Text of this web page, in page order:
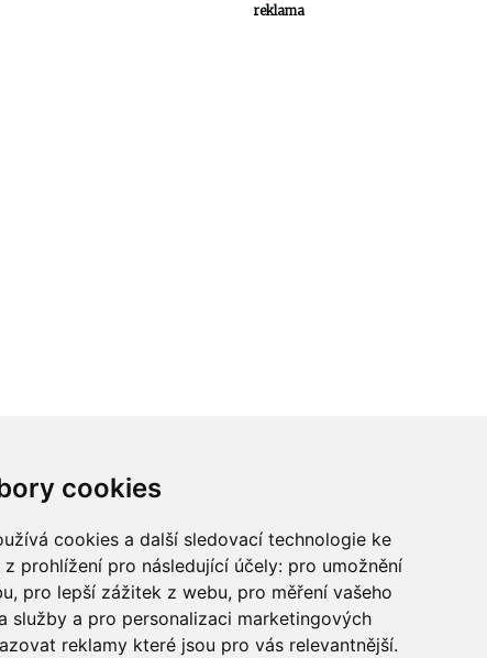
cookies
cookies a další sledovací technologie ke
prohlížení pro následující účely: pro umožnění
, pro lepší zážitek z webu, pro měření vašeho
služby a pro personalizaci marketingových
reklamy které jsou pro vás relevantnější.
reklama
Chcete spolupracovat?
Chalupu: